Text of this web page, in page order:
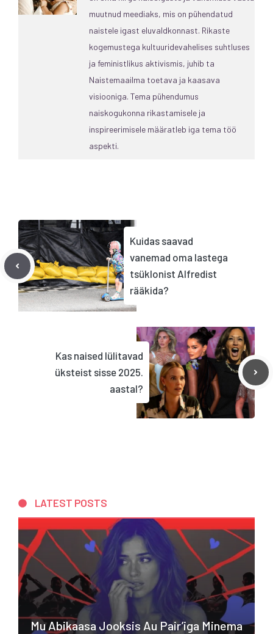
muutnud meediaks, mis on pühendatud
naistele igast eluvaldkonnast. Rikaste
kogemustega kultuuridevahelises suhtluses
ja feministlikus aktivismis, juhib ta
Naistemaailma toetava ja kaasava
visiooniga. Tema pühendumus
naiskogukonna rikastamisele ja
inspireerimisele määratleb iga tema töö
aspekti.
Kuidas saavad
vanemad oma lastega
tsüklonist Alfredist
rääkida?
Kas naised lülitavad
üksteist sisse 2025.
aastal?
LATEST POSTS
Mu Abikaasa Jooksis Au Pair’iga Minema